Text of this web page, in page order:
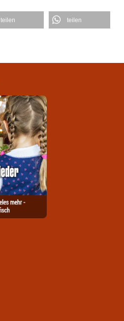
teilen teilen